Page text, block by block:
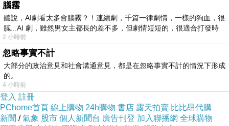
下一篇：
腦霧
聽說，AI劇看太多會腦霧？！連續劇，千篇一律劇情，一樣的狗血，很
膩...AI 劇，雖然男女主都長的差不多，但劇情短短的，很適合打發時
2 小時前
忽略事實不計
大部分的政治意見和社會溝通意見，都是在忽略事實不計的情況下形成
的。
4 小時前
登入 註冊
PChome首頁 線上購物 24h購物 書店 露天拍賣 比比昂代購
新聞 /氣象 股市 個人新聞台 廣告刊登 加入聯播網 全球購物